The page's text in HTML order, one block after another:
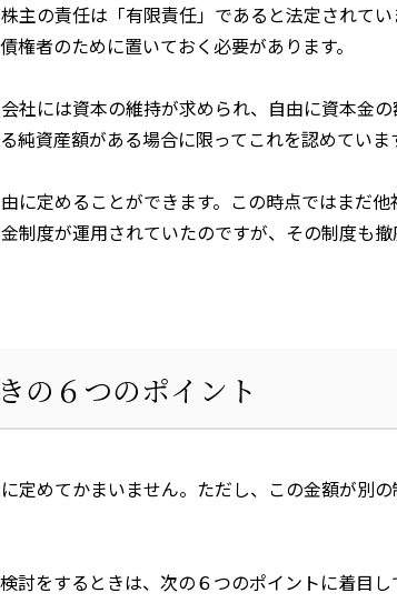
主の責任は「有限責任」であると法定されて
権者のために置いておく必要があります。
社には資本の維持が求められ、自由に資本金
純資産額がある場合に限ってこれを認めていま
に定めることができます。この時点ではまだ
制度が運用されていたのですが、その制度も
の６つのポイント
定めてかまいません。ただし、この金額が別
討をするときは、次の６つのポイントに着目し